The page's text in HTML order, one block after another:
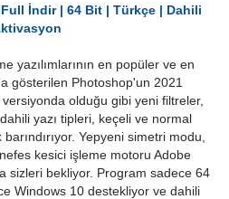
İndir | 64 Bit | Türkçe | Dahili
yazılımlarının en popüler ve en
gösterilen Photoshop'un 2021
olduğu gibi yeni filtreler,
yazı tipleri, keçeli ve normal
Yepyeni simetri modu,
kesici işleme motoru Adobe
sizleri bekliyor. Program sadece 64
Windows 10 destekliyor ve dahili